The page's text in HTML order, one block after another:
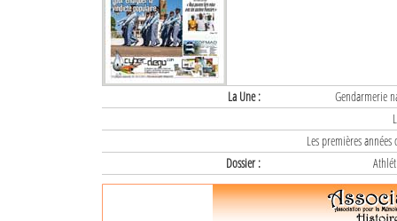
La Une :
Gendarmerie
Les premières
Dossier :